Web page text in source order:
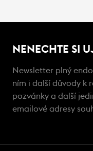
NENECHTE SI
Newsletter plný
ním i další důvody k
pozvánky a další
emailové adresy